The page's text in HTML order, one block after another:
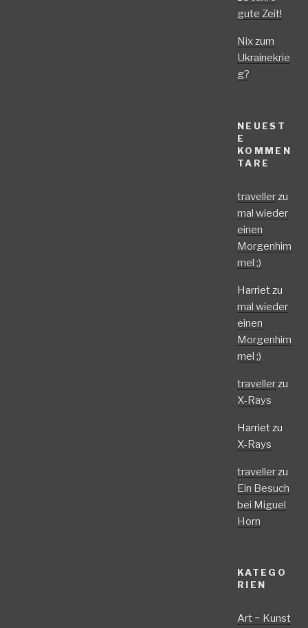
gute Zeit!
Nix zum
Ukrainekrie
g?
NEUEST
E
KOMMEN
TARE
travellerzu
mal wieder
einen
Morgenhim
mel ;)
Harrietzu
mal wieder
einen
Morgenhim
mel ;)
travellerzu
X-Rays
Harrietzu
X-Rays
travellerzu
Ein Besuch
bei Miguel
Horn
KATEGO
RIEN
Art ~ Kunst